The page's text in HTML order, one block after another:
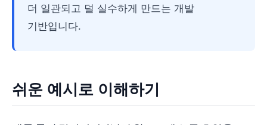
더 일관되고 덜 실수하게 만드는 개발
기반입니다.
쉬운 예시로 이해하기